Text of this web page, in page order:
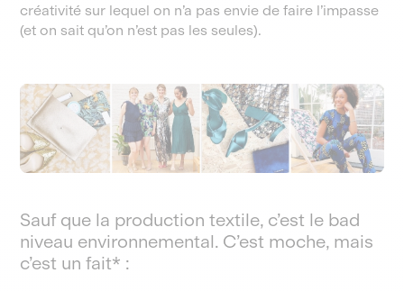
créativité sur lequel on n’a pas envie de faire l’impasse
(et on sait qu’on n’est pas les seules).
Sauf que la production textile, c’est le bad
niveau environnemental. C’est moche, mais
c’est un fait* :